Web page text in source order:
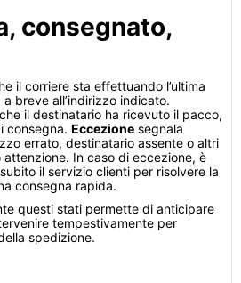
consegnato,
il corriere sta effettuando l’ultima
breve all’indirizzo indicato.
il destinatario ha ricevuto il pacco,
consegna. Eccezione segnala
errato, destinatario assente o altri
In caso di eccezione, è
il servizio clienti per risolvere la
consegna rapida.
questi stati permette di anticipare
tempestivamente per
spedizione.